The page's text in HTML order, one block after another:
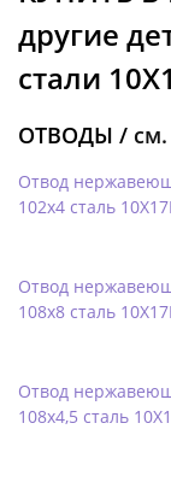
другие
стали
ОТВОДЫ /
Отвод
102х4 сталь
Отвод
108х8 сталь
Отвод
108х4,5 сталь